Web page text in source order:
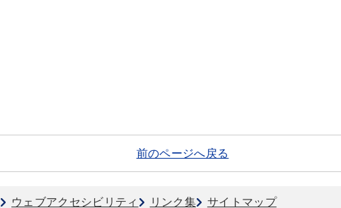
前のページへ戻る
ウェブアクセシビリティ リンク集 サイトマップ